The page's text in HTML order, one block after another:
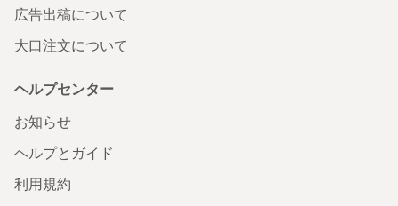
広告出稿について
大口注文について
ヘルプセンター
お知らせ
ヘルプとガイド
利用規約